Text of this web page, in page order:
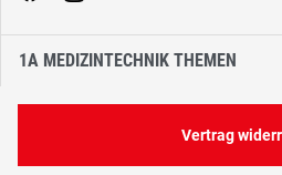
1A MEDIZINTECHNIK THEMEN
Vertrag